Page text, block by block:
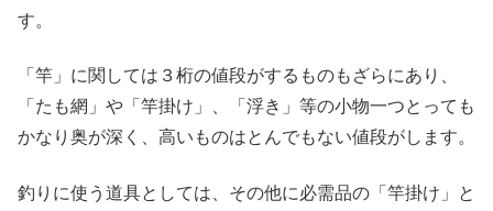
す。
「竿」に関しては３桁の値段がするものもざらにあり、
「たも網」や「竿掛け」、「浮き」等の小物一つとっても
かなり奥が深く、高いものはとんでもない値段がします。
釣りに使う道具としては、その他に必需品の「竿掛け」と